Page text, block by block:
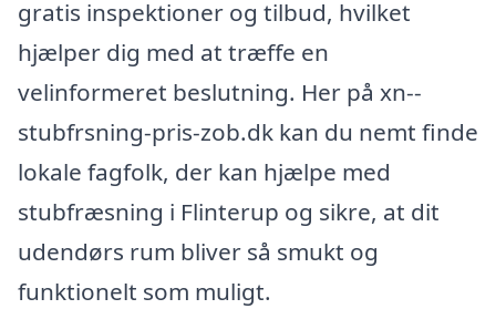
gratis inspektioner og tilbud, hvilket
hjælper dig med at træffe en
velinformeret beslutning. Her på xn--
stubfrsning-pris-zob.dk kan du nemt finde
lokale fagfolk, der kan hjælpe med
stubfræsning i Flinterup og sikre, at dit
udendørs rum bliver så smukt og
funktionelt som muligt.